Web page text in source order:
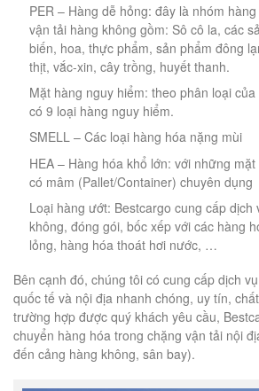
PER – Hàng dễ hỏng: đây là nhóm
vận tải hàng không gồm: Sô cô la, các
biến, hoa, thực phẩm, sản phẩm đông
thịt, vắc-xin, cây trồng, huyết thanh.
Mặt hàng nguy hiểm: theo phân loại
có 9 loại hàng nguy hiểm.
SMELL – Các loại hàng hóa nặng mùi
HEA – Hàng hóa khổ lớn: với những
có mâm (Pallet/Container) chuyên dụng
Loại hàng ướt: Bestcargo cung cấp dịch
không, đóng gói, bốc xếp với các hàng
lỏng, hàng hóa thoát hơi nước, …
Bên cạnh đó, chúng tôi có cung cấp dịch
quốc tế và nội địa nhanh chóng, uy tín,
trường hợp được quý khách yêu cầu,
chuyển hàng hóa trong chặng vận tải nội
đến cảng hàng không, sân bay).